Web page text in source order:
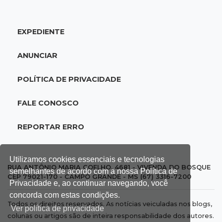
Utilizamos cookies essenciais e tecnologias
semelhantes de acordo com a nossa Política de
Privacidade e, ao continuar navegando, você
concorda com estas condições.
Ver política de privacidade
18:41Ideb
Estado, mas aprendizagem recua
18:24 Balanço
Boletim mostra que julho teve chuva irregular
Grande, Dourados e Corumbá
17:51
Preso em operação da PF no ano passado
volta a ser alvo por comércio de armas
EXPEDIENTE
ANUNCIAR
POLÍTICA DE PRIVACIDADE
FALE CONOSCO
REPORTAR ERRO
RUA ANTÔNIO MARIA COELHO, 4681 - VIVENDA DO BOSQUE
CEP 79021-170 - CAMPO GRANDE - MS (67) 3316-7200
Todos os direitos reservados. As notícias veiculadas nos blogs,
colunas ou artigos são de inteira responsabilidade dos autores.